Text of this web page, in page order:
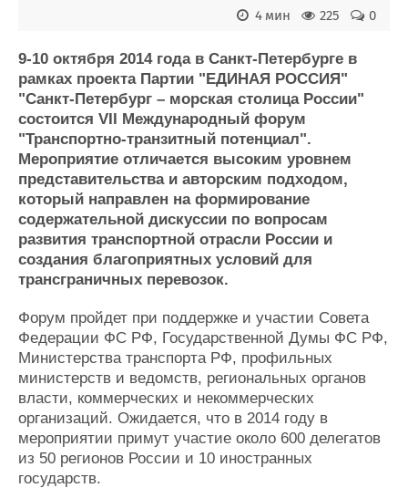
Пульс
Новости
Компании
Репутация
Работа
Крюинг
Журнал
Реклама
Доска объявлений
Продажа флота
Оборудование
Изделия
Материалы
Услуги
Конференции
Выставки и семинары
Словарь
Флот
Галерея флота
Отзывы
Все службы
0
225
4 мин
9-10 октября 2014 года в Санкт-Петербурге в
рамках проекта Партии "ЕДИНАЯ РОССИЯ"
"Санкт-Петербург – морская столица России"
состоится VII Международный форум
"Транспортно-транзитный потенциал".
Мероприятие отличается высоким уровнем
представительства и авторским подходом,
который направлен на формирование
содержательной дискуссии по вопросам
развития транспортной отрасли России и
создания благоприятных условий для
трансграничных перевозок.
Форум пройдет при поддержке и участии Совета
Федерации ФС РФ, Государственной Думы ФС РФ,
Министерства транспорта РФ, профильных
министерств и ведомств, региональных органов
власти, коммерческих и некоммерческих
организаций. Ожидается, что в 2014 году в
мероприятии примут участие около 600 делегатов
из 50 регионов России и 10 иностранных
государств.